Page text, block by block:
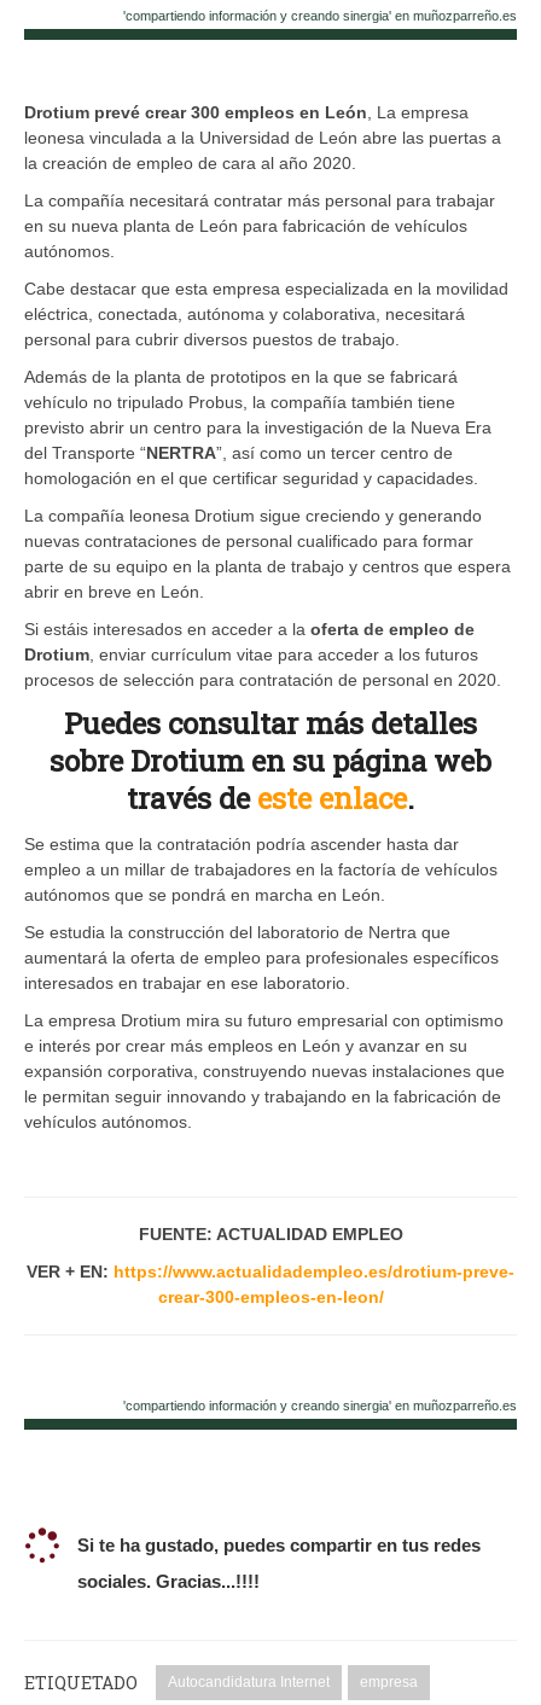
'compartiendo información y creando sinergia' en muñozparreño.es
Drotium prevé crear 300 empleos en León , La empresa
leonesa vinculada a la Universidad de León abre las puertas a
la creación de empleo de cara al año 2020.
La compañía necesitará contratar más personal para trabajar
en su nueva planta de León para fabricación de vehículos
autónomos.
Cabe destacar que esta empresa especializada en la movilidad
eléctrica, conectada, autónoma y colaborativa, necesitará
personal para cubrir diversos puestos de trabajo.
Además de la planta de prototipos en la que se fabricará
vehículo no tripulado Probus, la compañía también tiene
previsto abrir un centro para la investigación de la Nueva Era
del Transporte “NERTRA”, así como un tercer centro de
homologación en el que certificar seguridad y capacidades.
La compañía leonesa Drotium sigue creciendo y generando
nuevas contrataciones de personal cualificado para formar
parte de su equipo en la planta de trabajo y centros que espera
abrir en breve en León.
Si estáis interesados en acceder a la oferta de empleo de
Drotium , enviar currículum vitae para acceder a los futuros
procesos de selección para contratación de personal en 2020.
Puedes consultar más detalles
sobre Drotium en su página web
través deeste enlace.
Se estima que la contratación podría ascender hasta dar
empleo a un millar de trabajadores en la factoría de vehículos
autónomos que se pondrá en marcha en León.
Se estudia la construcción del laboratorio de Nertra que
aumentará la oferta de empleo para profesionales específicos
interesados en trabajar en ese laboratorio.
La empresa Drotium mira su futuro empresarial con optimismo
e interés por crear más empleos en León y avanzar en su
expansión corporativa, construyendo nuevas instalaciones que
le permitan seguir innovando y trabajando en la fabricación de
vehículos autónomos.
FUENTE: ACTUALIDAD EMPLEO
VER + EN: https://www.actualidadempleo.es/drotium-preve-
crear-300-empleos-en-leon/
'compartiendo información y creando sinergia' en muñozparreño.es
Si te ha gustado, puedes compartir en tus redes
sociales. Gracias...!!!!
ETIQUETADO Autocandidatura Internet empresa